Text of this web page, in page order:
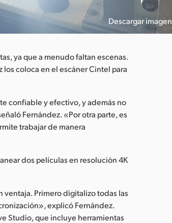
Descargar imagen
ya que a menudo faltan escenas.
coloca en el escáner Cintel para
confiable y efectivo, y además no
Fernández. «Por otra parte, es
trabajar de manera
dos películas en resolución 4K
ventaja. Primero digitalizo todas las
explicó Fernández.
Studio, que incluye herramientas